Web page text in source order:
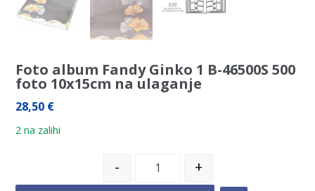
Foto album Fandy Ginko 1 B-46500S 500
foto 10x15cm na ulaganje
28,50 €
2 na zalihi
- +